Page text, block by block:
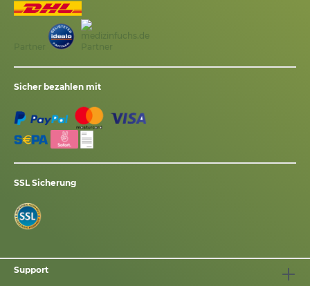
Sicher bezahlen mit
SSL Sicherung
Support